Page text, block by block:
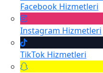
Facebook Hizmetleri
Instagram Hizmetleri
TikTok Hizmetleri